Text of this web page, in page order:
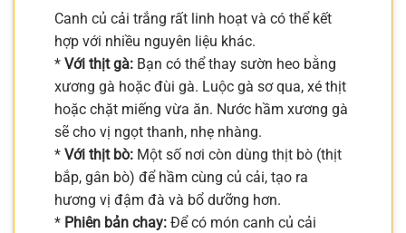
Canh củ cải trắng rất linh hoạt và có thể kết
hợp với nhiều nguyên liệu khác.
* Với thịt gà: Bạn có thể thay sườn heo bằng
xương gà hoặc đùi gà. Luộc gà sơ qua, xé thịt
hoặc chặt miếng vừa ăn. Nước hầm xương gà
sẽ cho vị ngọt thanh, nhẹ nhàng.
* Với thịt bò: Một số nơi còn dùng thịt bò (thịt
bắp, gân bò) để hầm cùng củ cải, tạo ra
hương vị đậm đà và bổ dưỡng hơn.
* Phiên bản chay: Để có món canh củ cải